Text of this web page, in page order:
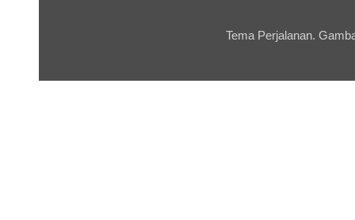
Tema Perjalanan.